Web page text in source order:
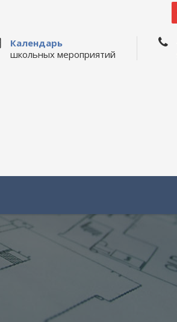
Календарь
школьных мероприятий